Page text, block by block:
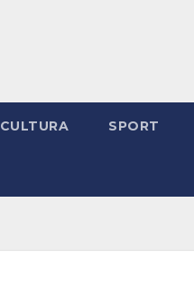
CULTURA SPORT